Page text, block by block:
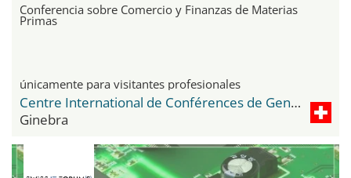
Conferencia sobre Comercio y Finanzas de Materias
Primas
únicamente para visitantes profesionales
Centre International de Conférences de Genève - CICG
Ginebra